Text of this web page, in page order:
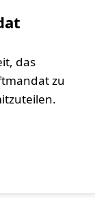
das
zu